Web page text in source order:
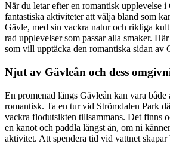
När du letar efter en romantisk upplevelse i
fantastiska aktiviteter att välja bland som
Gävle, med sin vackra natur och rikliga
rad upplevelser som passar alla smaker.
som vill upptäcka den romantiska sidan av
Njut av Gävleån och dess
En promenad längs Gävleån kan vara både
romantisk. Ta en tur vid Strömdalen Park
vackra flodutsikten tillsammans. Det finns
en kanot och paddla längst ån, om ni
aktivitet. Att spendera tid vid vattnet skapar